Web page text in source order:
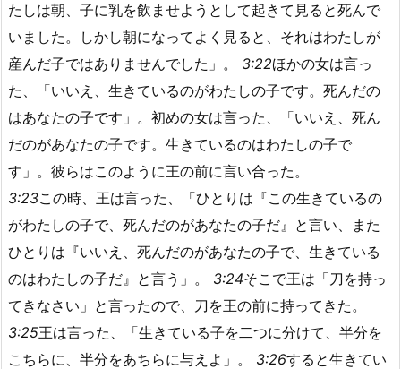
たしは朝、子に乳を飲ませようとして起きて見ると死んで
いました。しかし朝になってよく見ると、それはわたしが
産んだ子ではありませんでした」。 3:22ほかの女は言っ
た、「いいえ、生きているのがわたしの子です。死んだの
はあなたの子です」。初めの女は言った、「いいえ、死ん
だのがあなたの子です。生きているのはわたしの子で
す」。彼らはこのように王の前に言い合った。
3:23この時、王は言った、「ひとりは『この生きているの
がわたしの子で、死んだのがあなたの子だ』と言い、また
ひとりは『いいえ、死んだのがあなたの子で、生きている
のはわたしの子だ』と言う」。 3:24そこで王は「刀を持っ
てきなさい」と言ったので、刀を王の前に持ってきた。
3:25王は言った、「生きている子を二つに分けて、半分を
こちらに、半分をあちらに与えよ」。 3:26すると生きてい